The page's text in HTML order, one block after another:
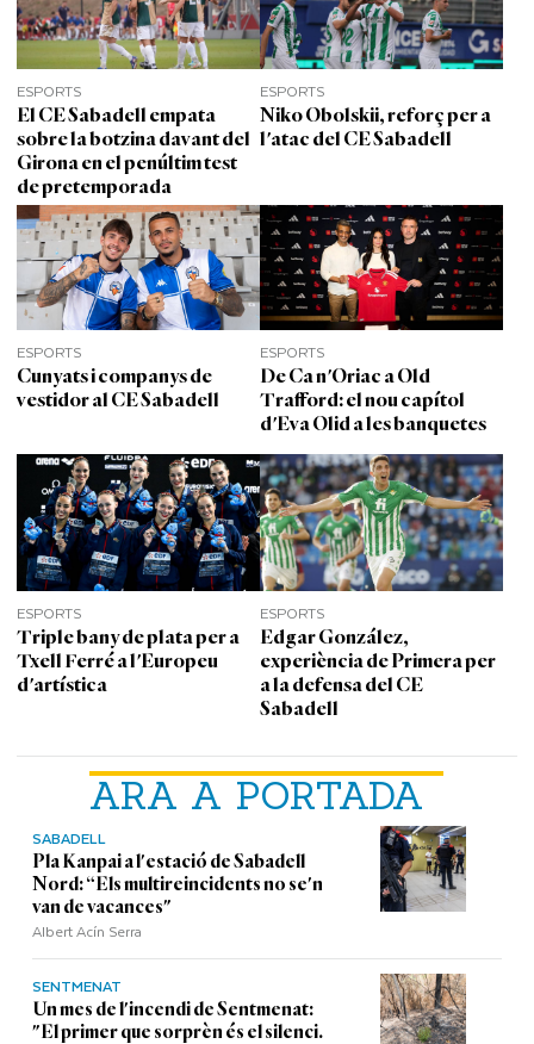
ARA A PORTADA
SABADELL
Pla Kanpai a l'estació de Sabadell
Nord: “Els multireincidents no se'n
van de vacances"
Albert Acín Serra
SENTMENAT
Un mes de l'incendi de Sentmenat:
"El primer que sorprèn és el silenci.
ESPORTS
El CE Sabadell empata
sobre la botzina davant del
Girona en el penúltim test
de pretemporada
ESPORTS
Niko Obolskii, reforç per a
l'atac del CE Sabadell
ESPORTS
Cunyats i companys de
vestidor al CE Sabadell
ESPORTS
De Ca n'Oriac a Old
Trafford: el nou capítol
d'Eva Olid a les banquetes
ESPORTS
Triple bany de plata per a
Txell Ferré a l'Europeu
d'artística
ESPORTS
Edgar González,
experiència de Primera per
a la defensa del CE
Sabadell